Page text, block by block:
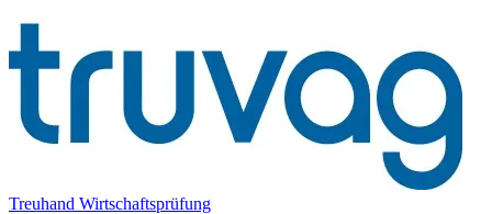
Treuhand Wirtschaftsprüfung